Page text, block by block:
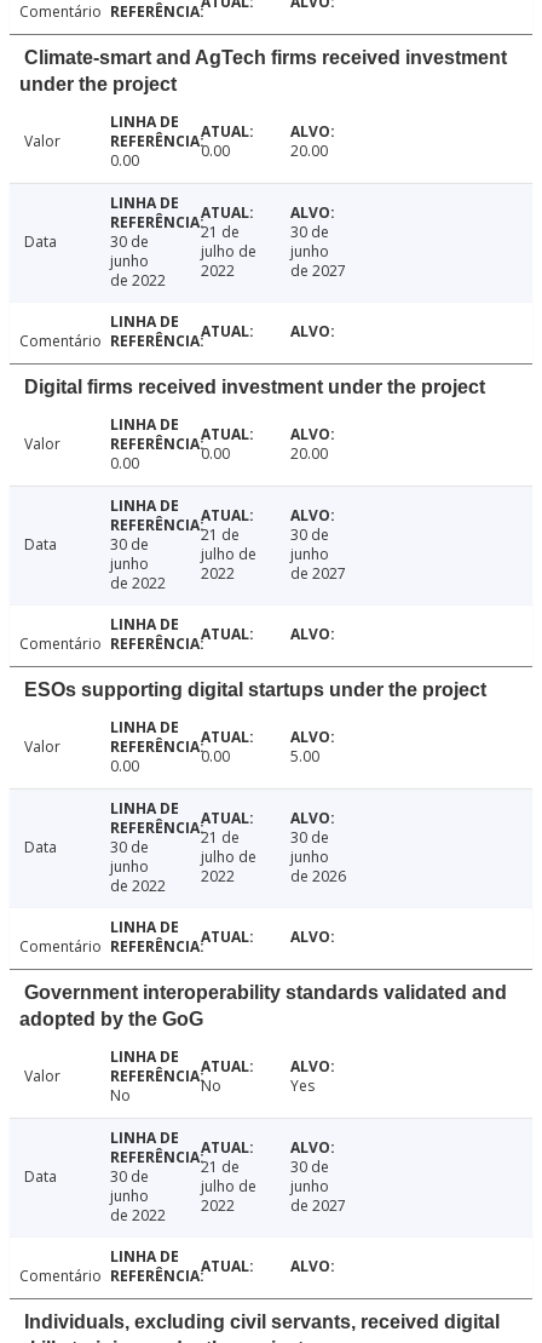
Comentário
Climate-smart and AgTech firms received investment
under the project
Valor
0.00
0.00 20.00
Data
30 de
junho
de 2022
21 de
julho de
2022
30 de
junho
de 2027
Comentário
Digital firms received investment under the project
Valor
0.00
0.00 20.00
Data
30 de
junho
de 2022
21 de
julho de
2022
30 de
junho
de 2027
Comentário
ESOs supporting digital startups under the project
Valor
0.00
0.00 5.00
Data
30 de
junho
de 2022
21 de
julho de
2022
30 de
junho
de 2026
Comentário
Government interoperability standards validated and
adopted by the GoG
Valor
No
No Yes
Data
30 de
junho
de 2022
21 de
julho de
2022
30 de
junho
de 2027
Comentário
Individuals, excluding civil servants, received digital